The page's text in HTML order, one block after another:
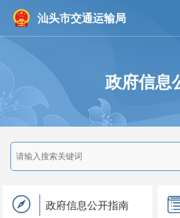
汕头市交通运输局
政府信息
政府信息公开指南